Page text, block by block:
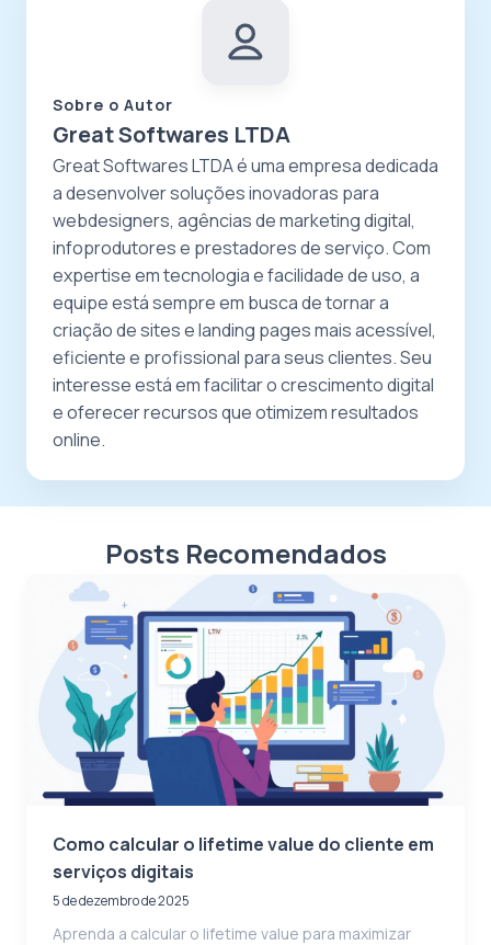
Sobre o Autor
Great Softwares LTDA
Great Softwares LTDA é uma empresa dedicada
a desenvolver soluções inovadoras para
webdesigners, agências de marketing digital,
infoprodutores e prestadores de serviço. Com
expertise em tecnologia e facilidade de uso, a
equipe está sempre em busca de tornar a
criação de sites e landing pages mais acessível,
eficiente e profissional para seus clientes. Seu
interesse está em facilitar o crescimento digital
e oferecer recursos que otimizem resultados
online.
Posts Recomendados
Como calcular o lifetime value do cliente em
serviços digitais
5 de dezembro de 2025
Aprenda a calcular o lifetime value para maximizar